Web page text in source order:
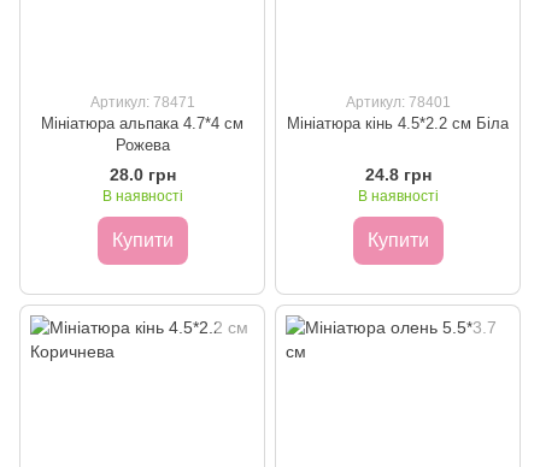
Артикул: 78471
Мініатюра альпака 4.7*4 см
Рожева
28.0 грн
В наявності
Купити
Артикул: 78401
Мініатюра кінь 4.5*2.2 см Біла
24.8 грн
В наявності
Купити